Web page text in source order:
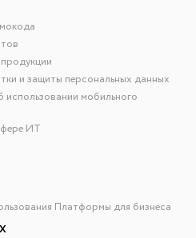
и защиты персональных данных
использовании мобильного
ИТ
Платформы для бизнеса